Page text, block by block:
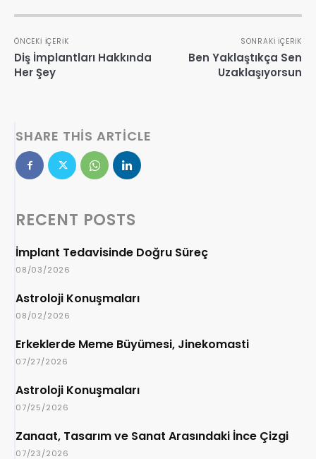
ÖNCEKI İÇERIK
Diş İmplantları Hakkında
Her Şey
SONRAKI İÇERIK
Ben Yaklaştıkça Sen
Uzaklaşıyorsun
SHARE THIS ARTICLE
RECENT POSTS
İmplant Tedavisinde Doğru Süreç
08/03/2026
Astroloji Konuşmaları
08/02/2026
Erkeklerde Meme Büyümesi, Jinekomasti
07/27/2026
Astroloji Konuşmaları
07/25/2026
Zanaat, Tasarım ve Sanat Arasındaki İnce Çizgi
07/23/2026